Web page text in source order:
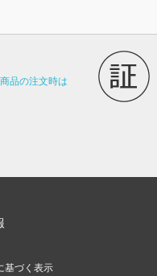
品の注文時は
基づく表示